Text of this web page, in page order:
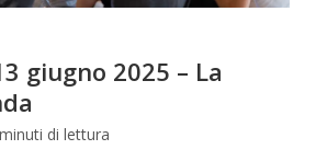
giugno 2025 – La
di lettura